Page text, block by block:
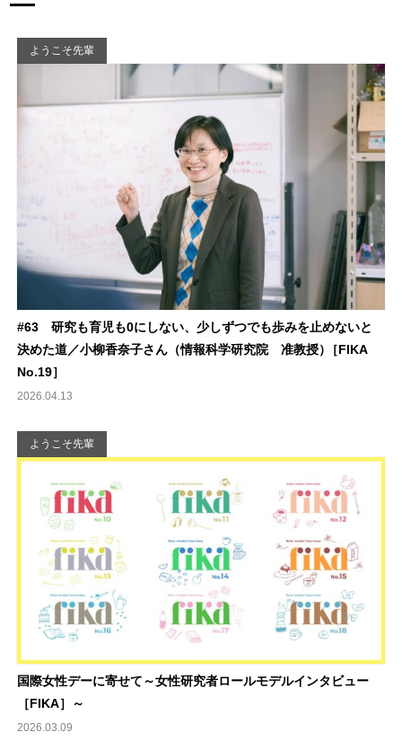
ようこそ先輩
#63 研究も育児も0にしない、少しずつでも歩みを止めないと
決めた道／小柳香奈子さん（情報科学研究院 准教授）
［FIKA
No.19］
2026.04.13
ようこそ先輩
国際女性デーに寄せて～女性研究者ロールモデルインタビュー
［FIKA］～
2026.03.09